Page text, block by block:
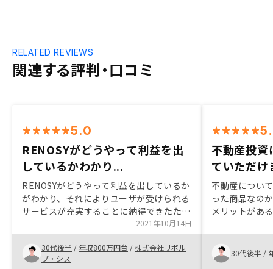
関連する評判・口コミ
RELATED REVIEWS
5.0
RENOSYがどうやって利益を出
しているかわかり...
RENOSYがどうやって利益を出しているか
がわかり、それによりユーザが受けられる
サービスが充実することに納得できたた
2021年10月14日
30代後半 / 年収800万円台 /株式会社リボル
ブ・シス
不動産投資
ていただけ
不動産につい
った商品なの
メリットがあ
よく理解する
ついても丁寧
心して契約す
30代後半 /